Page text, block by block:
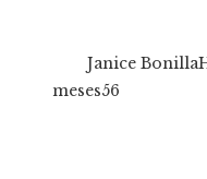
Janice Bonilla
meses56